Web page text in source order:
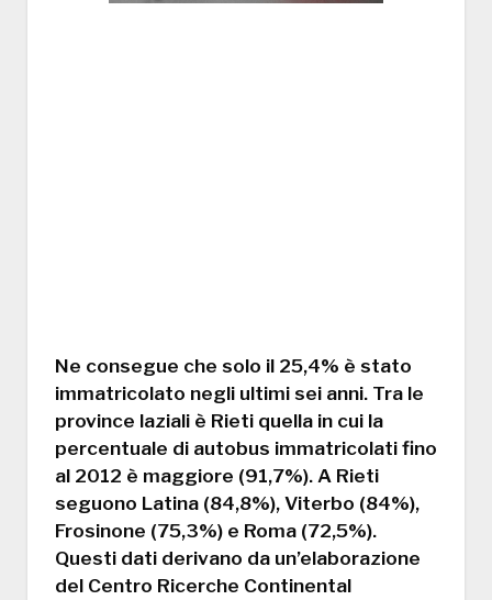
Ne consegue che solo il 25,4% è stato
immatricolato negli ultimi sei anni. Tra le
province laziali è Rieti quella in cui la
percentuale di autobus immatricolati fino
al 2012 è maggiore (91,7%). A Rieti
seguono Latina (84,8%), Viterbo (84%),
Frosinone (75,3%) e Roma (72,5%).
Questi dati derivano da un’elaborazione
del Centro Ricerche Continental